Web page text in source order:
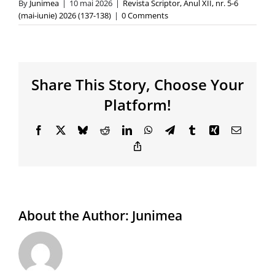
By Junimea | 10 mai 2026 | Revista Scriptor, Anul XII, nr. 5-6
(mai-iunie) 2026 (137-138) | 0 Comments
Share This Story, Choose Your
Platform!
Facebook BlueskyRedditLinkedInWhatsApp
TelegramTumblrXing Email
About the Author: Junimea